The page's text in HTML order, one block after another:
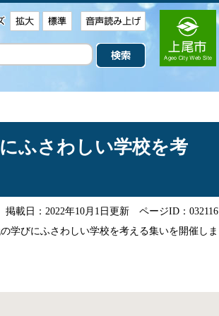
ふさわしい学校を考
載日：2022年10月1日更新 ページID：
学びにふさわしい学校を考える集いを開催しま